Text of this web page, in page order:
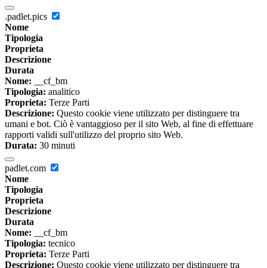
.padlet.pics
Nome
Tipologia
Proprieta
Descrizione
Durata
Nome: __cf_bm
Tipologia: analitico
Proprieta: Terze Parti
Descrizione: Questo cookie viene utilizzato per distinguere tra
umani e bot. Ciò è vantaggioso per il sito Web, al fine di effettuare
rapporti validi sull'utilizzo del proprio sito Web.
Durata: 30 minuti
padlet.com
Nome
Tipologia
Proprieta
Descrizione
Durata
Nome: __cf_bm
Tipologia: tecnico
Proprieta: Terze Parti
Descrizione: Questo cookie viene utilizzato per distinguere tra